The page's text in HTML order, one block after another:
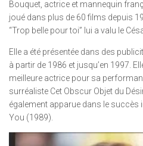
Bouquet, actrice et mannequin
joué dans plus de 60 films depuis
“Trop belle pour toi” lui a valu le
Elle a été présentée dans des
à partir de 1986 et jusqu’en 1997.
meilleure actrice pour sa
surréaliste Cet Obscur Objet du
également apparue dans le
You (1989).